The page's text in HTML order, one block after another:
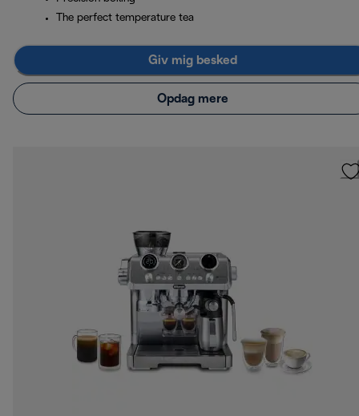
The perfect temperature tea
Giv mig besked
Opdag mere